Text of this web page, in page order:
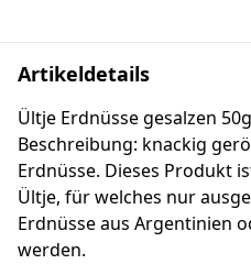
Artikeldetails
Ültje Erdnüsse gesalzen
Beschreibung: knackig
Erdnüsse. Dieses Produkt
Ültje, für welches nur
Erdnüsse aus Argentinien
werden.